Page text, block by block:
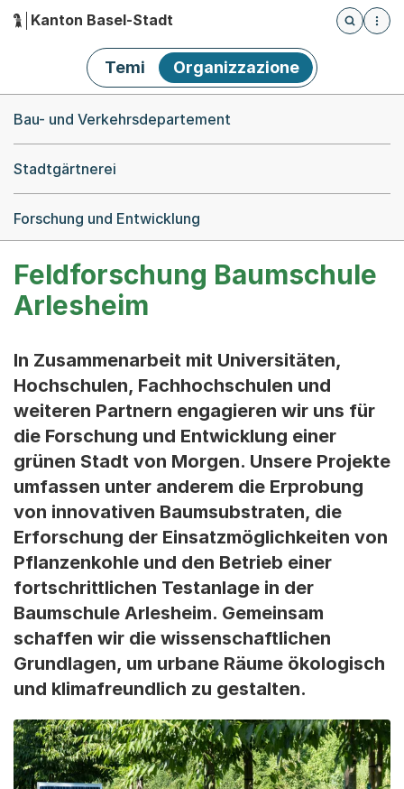
Hauptnavigation
Kanton Basel-Stadt
Öffnet
Temi Organizzazione
Bau- und Verkehrsdepartement
Stadtgärtnerei
Forschung und Entwicklung
Feldforschung Baumschule
Arlesheim
In Zusammenarbeit mit Universitäten,
Hochschulen, Fachhochschulen und
weiteren Partnern engagieren wir uns für
die Forschung und Entwicklung einer
grünen Stadt von Morgen. Unsere Projekte
umfassen unter anderem die Erprobung
von innovativen Baumsubstraten, die
Erforschung der Einsatzmöglichkeiten von
Pflanzenkohle und den Betrieb einer
fortschrittlichen Testanlage in der
Baumschule Arlesheim. Gemeinsam
schaffen wir die wissenschaftlichen
Grundlagen, um urbane Räume ökologisch
und klimafreundlich zu gestalten.